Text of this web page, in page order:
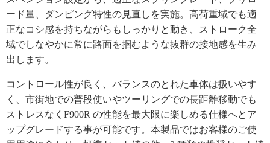
ード量、ダンピング特性の見直しを実施。高荷重域でも適
正なコシ感を持ちながらもしっかりと動き、ストローク全
域でしなやかに常に路面を掴むような抜群の接地感を生み
出します。
コントロール性が良く、バランスのとれた車体は扱いやす
く、市街地での普段使いやツーリングでの長距離移動でも
ストレスなくF900R の性能を最大限に楽しめる仕様へとア
ップグレードする事が可能です。本製品ではお客様のご使